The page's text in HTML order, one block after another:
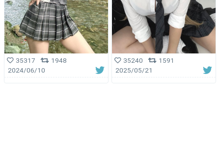
35317
1948
2024/06/10
35240
1591
2025/05/21